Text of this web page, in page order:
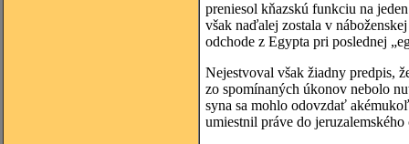
preniesol kňazskú funkciu na
však naďalej zostala v
odchode z Egypta pri poslednej
Nejestvoval však žiadny predpis,
zo spomínaných úkonov nebolo
syna sa mohlo odovzdať
umiestnil práve do